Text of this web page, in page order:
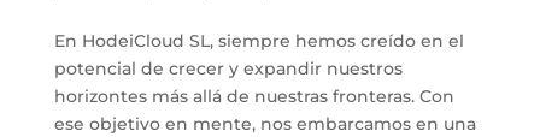
En HodeiCloud SL, siempre hemos creído en el
potencial de crecer y expandir nuestros
horizontes más allá de nuestras fronteras. Con
ese objetivo en mente, nos embarcamos en una